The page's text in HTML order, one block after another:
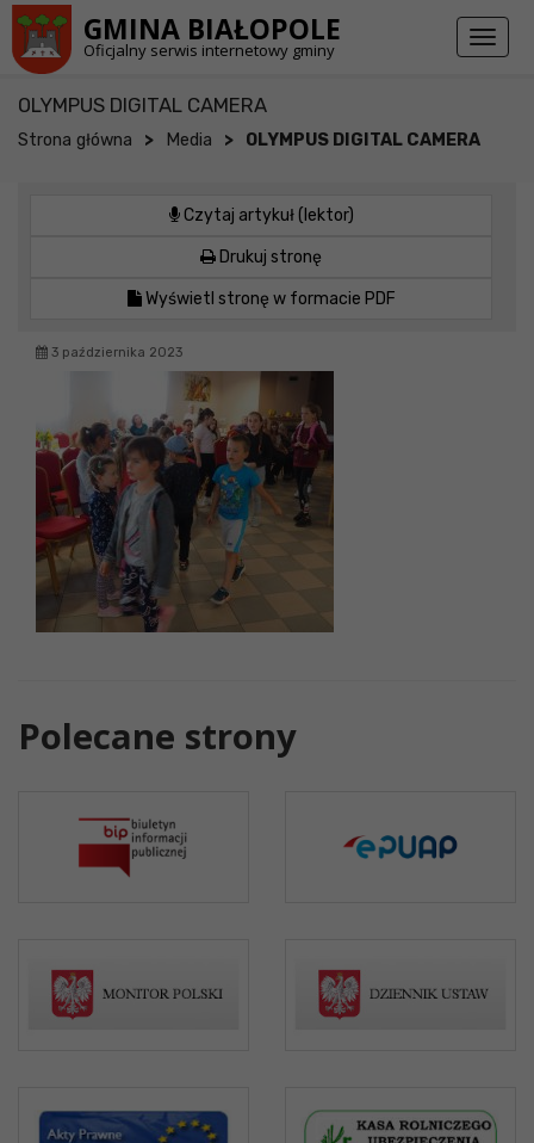
GMINA BIAŁOPOLE
Oficjalny serwis internetowy gminy
Toggle
OLYMPUS DIGITAL CAMERA
Strona główna > Media > OLYMPUS DIGITAL CAMERA
Czytaj artykuł (lektor)
Drukuj stronę
Wyświetl stronę w formacie PDF
3 października 2023
Polecane strony